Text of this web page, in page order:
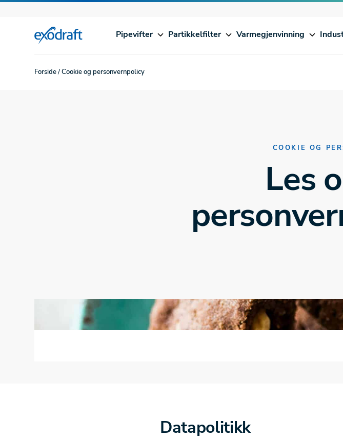
Pipevifter Partikkelfilter Varmegjenvinning
Forside/Cookie og personvernpolicy
COOKIE OG
Les
Datapolitikk